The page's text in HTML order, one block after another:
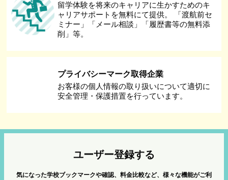
留学体験を将来のキャリアに生かすためのキ
ャリアサポートを無料にて提供。 「渡航前セ
ミナー」「メール相談」「履歴書等の無料添
削」等。
プライバシーマーク取得企業
お客様の個人情報の取り扱いについて適切に
安全管理・保護措置を行っています。
ユーザー登録する
気になった学校ブックマークや確認、料金比較など、様々な機能がご利